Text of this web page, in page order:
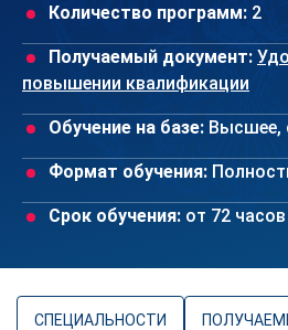
Количество программ: 2
Получаемый документ:
повышении квалификации
Обучение на базе: Высшее,
Формат обучения:
Срок обучения: от 72 часов
СПЕЦИАЛЬНОСТИ